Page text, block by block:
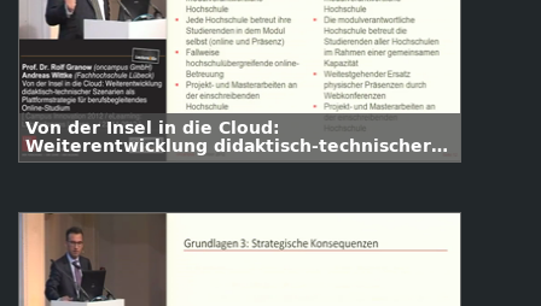
Von der Insel in die Cloud:
Weiterentwicklung didaktisch-technischer
Szenarien als Plattformstrategie für